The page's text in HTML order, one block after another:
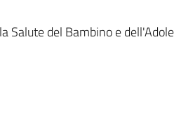
del Bambino e